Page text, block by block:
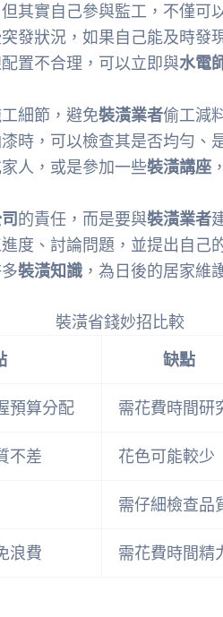
其實自己參與監工，不僅可
發狀況，如果自己能及時發
置不合理，可以立即與水電
細節，避免裝潢業者偷工減
時，可以檢查其是否均勻、
人，或是參加一些裝潢講座
的責任，而是要與裝潢業者
度、討論問題，並提出自己
裝潢知識 ，為日後的居家維
裝潢省錢妙招比較
缺點
預算分配 需花費時間研
不差 花色可能較少
需仔細檢查品
浪費 需花費時間精